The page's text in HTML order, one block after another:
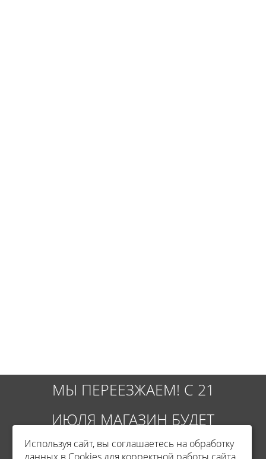
МЫ ПЕРЕЕЗЖАЕМ! С 21
ИЮЛЯ МАГАЗИН БУДЕТ
РАБОТАТЬ ПО НОВОМУ
Используя сайт, вы соглашаетесь на обработку